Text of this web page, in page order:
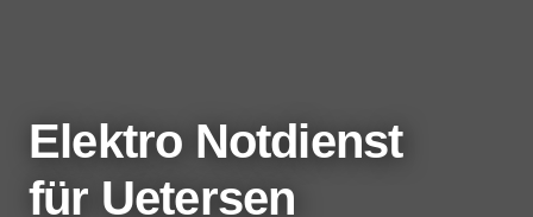
Elektro Notdienst
für Uetersen